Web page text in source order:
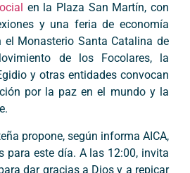
en la Plaza San Martín, con
y una feria de economía
Monasterio Santa Catalina de
de los Focolares, la
y otras entidades convocan
por la paz en el mundo y la
propone, según informa AICA,
para este día. A las 12:00, invita
dar gracias a Dios y a repicar